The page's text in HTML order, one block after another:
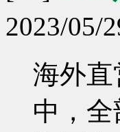
2023/05/
海外
中，